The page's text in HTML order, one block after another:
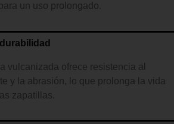
un uso prolongado.
vulcanizada ofrece resistencia al
y la abrasión, lo que prolonga la vida
zapatillas.